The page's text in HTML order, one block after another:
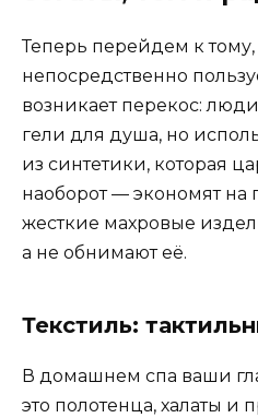
Теперь перейдем к
непосредственно
возникает перекос:
гели для душа, но
из синтетики, которая
наоборот — экономят на
жесткие махровые
а не обнимают её.
Текстиль:
В домашнем спа ваши
это полотенца, халаты и